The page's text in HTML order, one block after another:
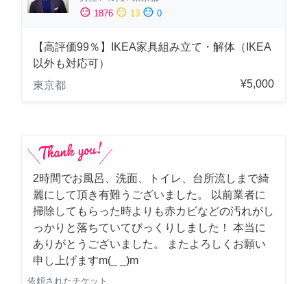
sentiment_satisfied 1876 sentiment_neutral 13 sentiment_dissatisfied 0
【高評価99％】IKEA家具組み立て・解体（IKEA
以外も対応可）
東京都
¥5,000
2時間でお風呂、洗面、トイレ、台所流しまで綺
麗にして頂き有難うございました。 以前業者に
掃除してもらった時よりも赤カビなどの汚れがし
っかりと落ちていてびっくりしました！ 本当に
ありがとうございました。 またよろしくお願い
申し上げますm(_ _)m
依頼されたチケット